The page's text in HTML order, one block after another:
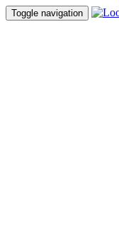
Toggle navigation